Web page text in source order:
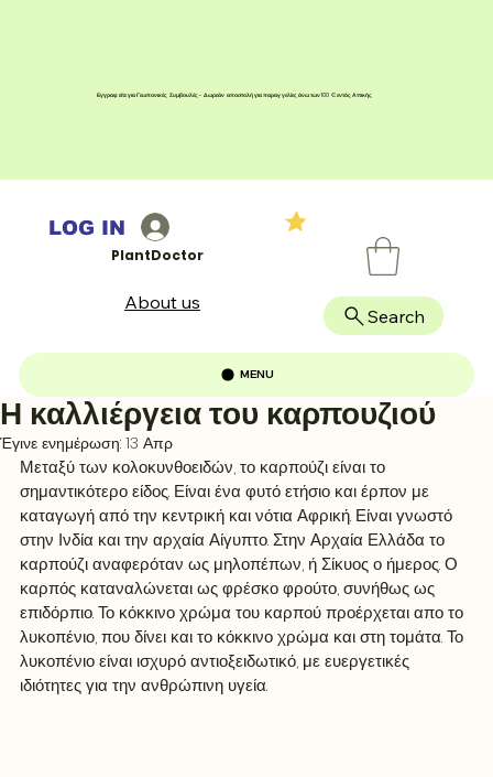
Η καλλιέργεια του καρπουζιού
Έγινε ενημέρωση: 13 Απρ
Μεταξύ των κολοκυνθοειδών, το καρπούζι είναι το
σημαντικότερο είδος. Είναι ένα φυτό ετήσιο και έρπον με
καταγωγή από την κεντρική και νότια Αφρική. Είναι γνωστό
στην Ινδία και την αρχαία Αίγυπτο. Στην Αρχαία Ελλάδα το
καρπούζι αναφερόταν ως μηλοπέπων, ή Σίκυος ο ήμερος. Ο
καρπός καταναλώνεται ως φρέσκο φρούτο, συνήθως ως
επιδόρπιο. Το κόκκινο χρώμα του καρπού προέρχεται απο το
λυκοπένιο, που δίνει και το κόκκινο χρώμα και στη τομάτα. Το
λυκοπένιο είναι ισχυρό αντιοξειδωτικό, με ευεργετικές
ιδιότητες για την ανθρώπινη υγεία.
Εγγραφείτε για Γεωπονικές Συμβουλές - Δωρεάν αποστολή για παραγγελίες άνω των 100 € εντός Αττικής
PlantDoctor
Search
MENU
LOG IN
About us